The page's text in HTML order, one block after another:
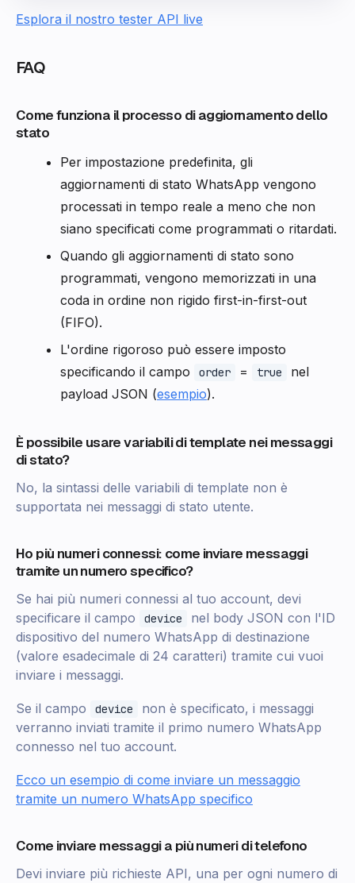
Esplora il nostro tester API live
FAQ
Come funziona il processo di aggiornamento dello
stato
Per impostazione predefinita, gli
aggiornamenti di stato WhatsApp vengono
processati in tempo reale a meno che non
siano specificati come programmati o ritardati.
Quando gli aggiornamenti di stato sono
programmati, vengono memorizzati in una
coda in ordine non rigido first-in-first-out
(FIFO).
L'ordine rigoroso può essere imposto
specificando il campo
order = true
nel
payload JSON (esempio).
È possibile usare variabili di template nei messaggi
di stato?
No, la sintassi delle variabili di template non è
supportata nei messaggi di stato utente.
Ho più numeri connessi: come inviare messaggi
tramite un numero specifico?
Se hai più numeri connessi al tuo account, devi
specificare il campo
device
nel body JSON con l'ID
dispositivo del numero WhatsApp di destinazione
(valore esadecimale di 24 caratteri) tramite cui vuoi
inviare i messaggi.
Se il campo device
non è specificato, i messaggi
verranno inviati tramite il primo numero WhatsApp
connesso nel tuo account.
Ecco un esempio di come inviare un messaggio
tramite un numero WhatsApp specifico
Come inviare messaggi a più numeri di telefono
Devi inviare più richieste API, una per ogni numero di